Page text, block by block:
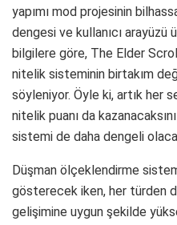
yapımı mod projesinin
dengesi ve kullanıcı arayüzü
bilgilere göre, The Elder
nitelik sisteminin birtakım
söyleniyor. Öyle ki, artık her
nitelik puanı da
sistemi de daha dengeli
Düşman ölçeklendirme
gösterecek iken, her türden
gelişimine uygun şekilde